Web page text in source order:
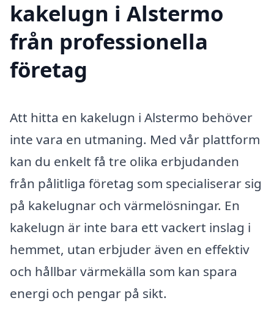
kakelugn i Alstermo
från professionella
företag
Att hitta en kakelugn i Alstermo behöver
inte vara en utmaning. Med vår plattform
kan du enkelt få tre olika erbjudanden
från pålitliga företag som specialiserar sig
på kakelugnar och värmelösningar. En
kakelugn är inte bara ett vackert inslag i
hemmet, utan erbjuder även en effektiv
och hållbar värmekälla som kan spara
energi och pengar på sikt.